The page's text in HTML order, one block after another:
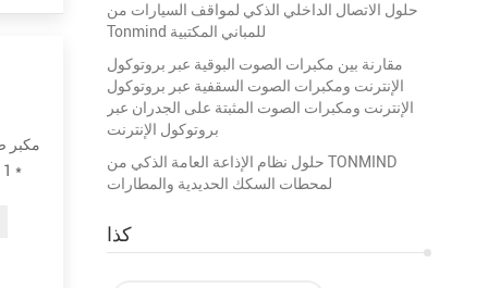
حلول الاتصال الداخلي الذكي لمواقف السيارات من
Tonmind للمباني المكتبية
مقارنة بين مكبرات الصوت البوقية عبر بروتوكول
الإنترنت ومكبرات الصوت السقفية عبر بروتوكول
الإنترنت ومكبرات الصوت المثبتة على الجدران عبر
بروتوكول الإنترنت
حلول نظام الإذاعة العامة الذكي من TONMIND
لمحطات السكك الحديدية والمطارات
كذا